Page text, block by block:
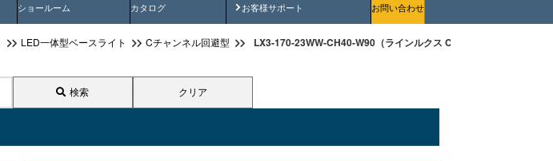
ショールーム カタログ お客様サポート
安全にご使用いただくためにお問い合わせ
LED一体型ベースライト Cチャンネル回避型 LX3-170-23WW-CH40-W90（ラインルクス Cチャン回避型 非調光
検索 クリア